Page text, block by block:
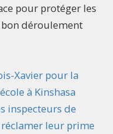
pour protéger les
déroulement
Xavier pour la
à Kinshasa
inspecteurs de
leur prime